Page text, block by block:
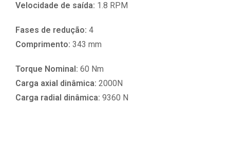
Velocidade de saída: 1.8 RPM
Fases de redução: 4
Comprimento: 343 mm
Torque Nominal: 60 Nm
Carga axial dinâmica: 2000N
Carga radial dinâmica: 9360 N